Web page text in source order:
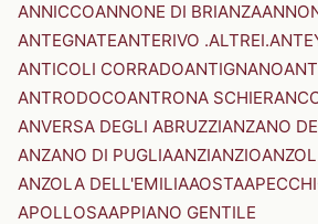
ANNICCOANNONE DI BRIANZA
ANTEGNATEANTERIVO .ALTREI.
ANTICOLI CORRADOANTIGNANO
ANTRODOCOANTRONA
ANVERSA DEGLI ABRUZZIANZANO
ANZANO DI PUGLIAANZIANZIO
ANZOLA DELL'EMILIAAOSTA
APOLLOSAAPPIANO GENTILE